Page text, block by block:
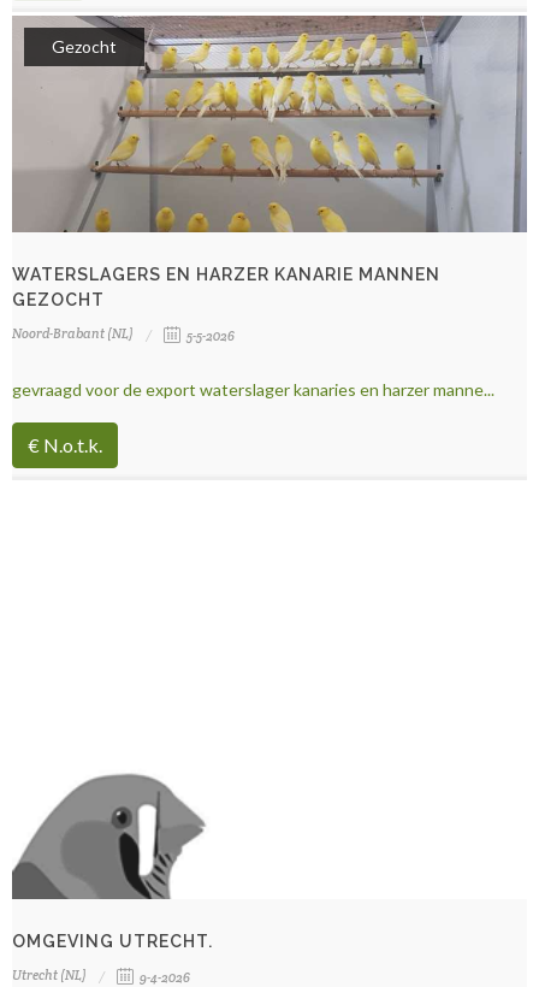
Gezocht
WATERSLAGERS EN HARZER KANARIE MANNEN
GEZOCHT
Noord-Brabant (NL) 5-5-2026
gevraagd voor de export waterslager kanaries en harzer manne...
€ N.o.t.k.
OMGEVING UTRECHT.
Utrecht (NL) 9-4-2026